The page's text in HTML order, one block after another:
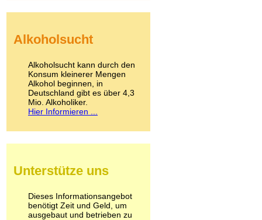
Kokain
LSD
Marihuana
Medikamente
Meskalin
Metamphetamin
Methadon
Pilze
Psychopharmaka
Schlafmittel
Schmerzmittel
Alkoholsucht
Alkoholsucht kann durch den
Konsum kleinerer Mengen
Alkohol beginnen, in
Deutschland gibt es über 4,3
Mio. Alkoholiker.
Hier Informieren ...
Unterstütze uns
Dieses Informationsangebot
benötigt Zeit und Geld, um
ausgebaut und betrieben zu